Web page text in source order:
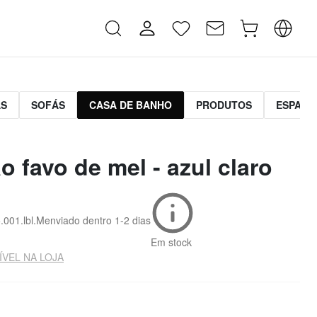
SOFÁS CASA DE BANHO PRODUTOS
favo de mel - azul claro
enviado dentro 1-2 dias
Em stock
NA LOJA